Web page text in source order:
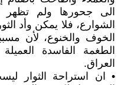
الى جحورها ولم تظهر
الشوارع، فلا يمكن وأد
الخوف والخنوع، لأن
الطغمة الفاسدة
العراق.
• ان استراحة الثوار